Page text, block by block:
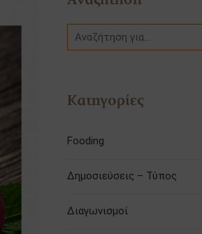
Κατηγορίες
Fooding
Δημοσιεύσεις – Τύπος
Διαγωνισμοί